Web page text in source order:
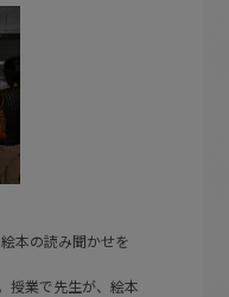
本の読み聞かせを
授業で先生が、絵本